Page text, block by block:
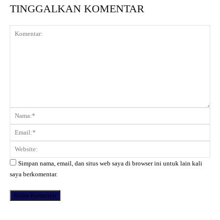
TINGGALKAN KOMENTAR
Komentar:
Simpan nama, email, dan situs web saya di browser ini untuk lain kali
saya berkomentar.